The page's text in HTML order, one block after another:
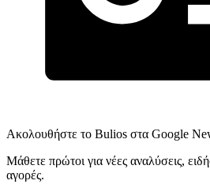
Ακολουθήστε το Bulios στα Google
Μάθετε πρώτοι για νέες αναλύσεις,
αγορές.